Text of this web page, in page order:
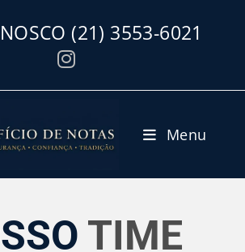
(21) 3553-6021
Menu
TIME